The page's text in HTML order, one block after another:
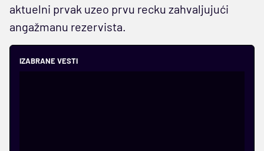
aktuelni prvak uzeo prvu recku zahvaljujući
angažmanu rezervista.
IZABRANE VESTI